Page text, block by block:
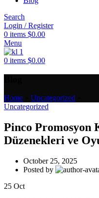
Search
Login / Register
0 items $0.00
Menu
0 items $0.00
Home Uncategorized
Uncategorized
Pinco Promosyon
Düzenekleri ve
October 25, 2025
Posted by
25 Oct